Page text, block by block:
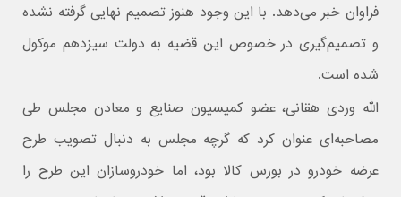
فراوان خبر می‌دهد. با این وجود هنوز تصمیم نهایی گرفته نشده
و تصمیم‌گیری در خصوص این قضیه به دولت سیزدهم موکول
شده است.
الله وردی هقانی، عضو کمیسیون صنایع و معادن مجلس طی
مصاحبه‌ای عنوان کرد که گرچه مجلس به دنبال تصویب طرح
عرضه خودرو در بورس کالا بود، اما خودروسازان این طرح را